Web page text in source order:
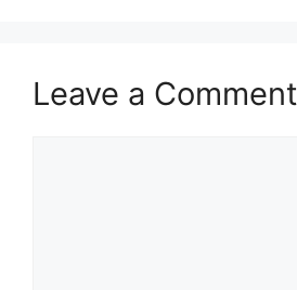
Leave a Comment